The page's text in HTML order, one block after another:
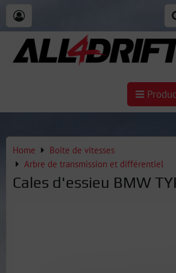
Home
Boîte de vitesses
Arbre de transmission et différentiel
Cales d'essieu BMW